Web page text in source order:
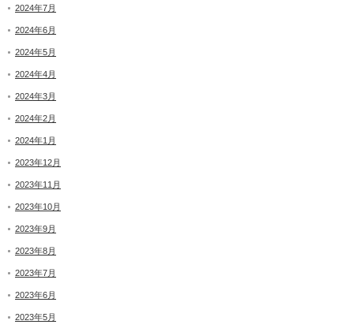
2024年7月
2024年6月
2024年5月
2024年4月
2024年3月
2024年2月
2024年1月
2023年12月
2023年11月
2023年10月
2023年9月
2023年8月
2023年7月
2023年6月
2023年5月